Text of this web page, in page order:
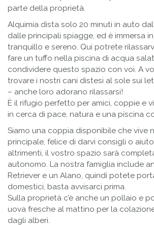
parte della proprietà.
Alquimia dista solo 20 minuti in auto
dalle principali spiagge, ed è immersa
tranquillo e sereno. Qui potrete
fare un tuffo nella piscina di acqua
condividere questo spazio con voi. A
trovare i nostri cani distesi al sole sui
– anche loro adorano rilassarsi!
È il rifugio perfetto per amici, coppie e
in cerca di pace, natura e una piscina
Siamo una coppia disponibile che vive
principale, felice di darvi consigli o
altrimenti, il vostro spazio sarà
autonomo. La nostra famiglia include
Retriever e un Alano, quindi potete
domestici, basta avvisarci prima.
Sulla proprietà c’è anche un pollaio e
uova fresche al mattino per la
dagli alberi.